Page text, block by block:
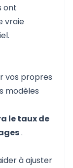
ont
vraie
vos propres
modèles
le taux de
.
à ajuster